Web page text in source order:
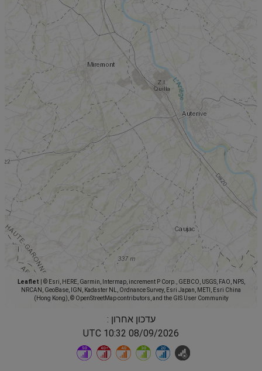
Leaflet
© Esri, HERE, Garmin, Intermap, increment P Corp., GEBCO, USGS, FAO, NPS,
NRCAN, GeoBase, IGN, Kadaster NL, Ordnance Survey, Esri Japan, METI, Esri China
(Hong Kong), © OpenStreetMap contributors, and the GIS User Community
עדכון אחרון :
08/09/2026 10:32 UTC